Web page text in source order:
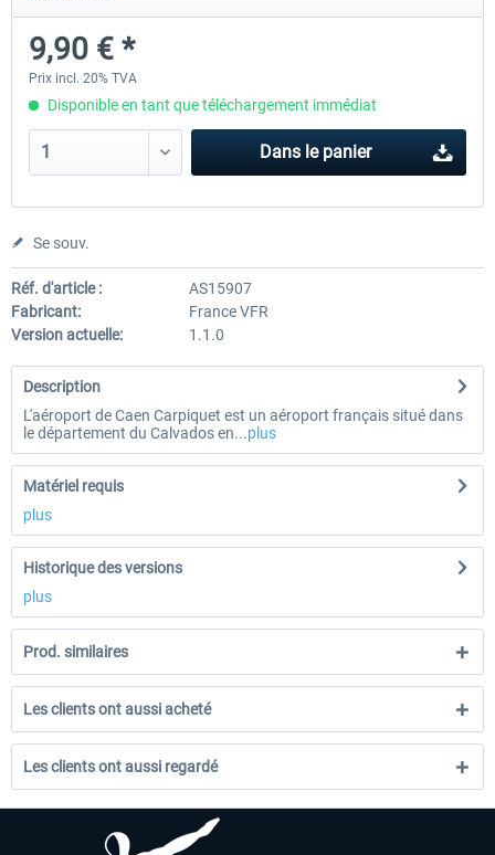
18,10 € *
9,90 € *
Prix incl. 20% TVA
Disponible en tant que téléchargement immédiat
Dans le panier
Se souv.
Réf. d'article :
AS15907
Fabricant:
France VFR
Version actuelle:
1.1.0
Description
L'aéroport de Caen Carpiquet est un aéroport français situé dans
le département du Calvados en...plus
Matériel requis
plus
Historique des versions
plus
Prod. similaires
Les clients ont aussi acheté
Les clients ont aussi regardé